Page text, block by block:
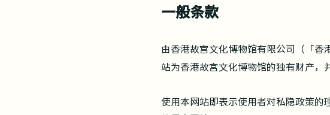
一般条款
由香港故宫文化博物馆有限公司（「
站为香港故宫文化博物馆的独有财产，
使用本网站即表示使用者对私隐政策的